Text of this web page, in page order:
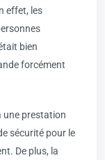
effet, les
bien
forcément
une prestation
sécurité pour le
De plus, la